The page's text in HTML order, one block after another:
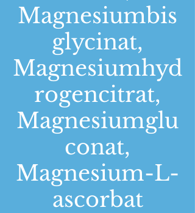
Magnesiumbis
glycinat,
Magnesiumhyd
rogencitrat,
Magnesiumglu
conat,
Magnesium-L-
ascorbat